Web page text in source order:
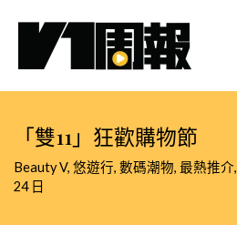
「雙11」狂歡購物節
Beauty V, 悠遊行, 數碼潮物, 最熱推介,
24 日